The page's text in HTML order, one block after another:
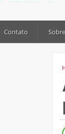
Contato Sobre